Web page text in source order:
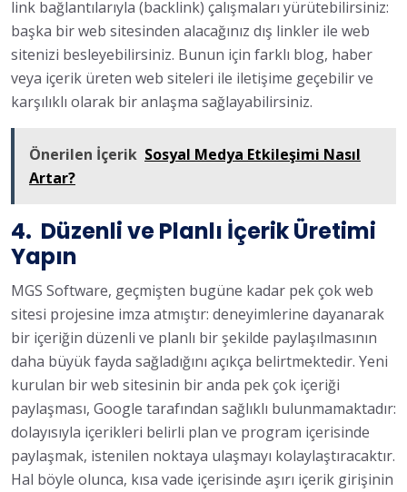
link bağlantılarıyla (backlink) çalışmaları yürütebilirsiniz:
başka bir web sitesinden alacağınız dış linkler ile web
sitenizi besleyebilirsiniz. Bunun için farklı blog, haber
veya içerik üreten web siteleri ile iletişime geçebilir ve
karşılıklı olarak bir anlaşma sağlayabilirsiniz.
Önerilen İçerik Sosyal Medya Etkileşimi Nasıl
Artar?
4. Düzenli ve Planlı İçerik Üretimi
Yapın
MGS Software, geçmişten bugüne kadar pek çok web
sitesi projesine imza atmıştır: deneyimlerine dayanarak
bir içeriğin düzenli ve planlı bir şekilde paylaşılmasının
daha büyük fayda sağladığını açıkça belirtmektedir. Yeni
kurulan bir web sitesinin bir anda pek çok içeriği
paylaşması, Google tarafından sağlıklı bulunmamaktadır:
dolayısıyla içerikleri belirli plan ve program içerisinde
paylaşmak, istenilen noktaya ulaşmayı kolaylaştıracaktır.
Hal böyle olunca, kısa vade içerisinde aşırı içerik girişinin